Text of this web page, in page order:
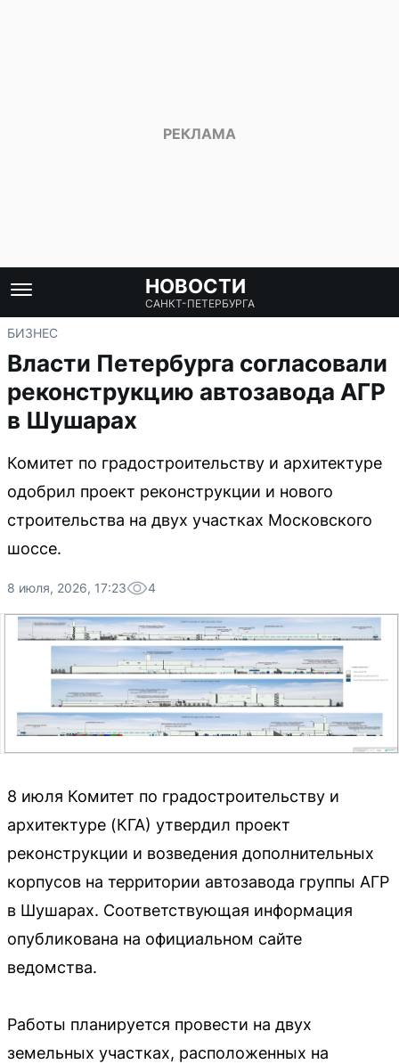
НОВОСТИ
САНКТ-ПЕТЕРБУРГА
БИЗНЕС
Власти Петербурга согласовали
реконструкцию автозавода АГР
в Шушарах
Комитет по градостроительству и архитектуре
одобрил проект реконструкции и нового
строительства на двух участках Московского
шоссе.
8 июля, 2026, 17:23 4
8 июля Комитет по градостроительству и
архитектуре (КГА) утвердил проект
реконструкции и возведения дополнительных
корпусов на территории автозавода группы АГР
в Шушарах. Соответствующая информация
опубликована на официальном сайте
ведомства.
Работы планируется провести на двух
земельных участках, расположенных на